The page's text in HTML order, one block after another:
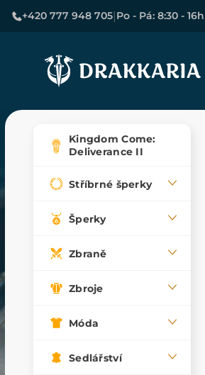
+420 777 948 705|Po - Pá: 8:30 - 16h
Kingdom Come:
Deliverance II
Stříbrné šperky
Šperky
Zbraně
Zbroje
Móda
Sedlářství